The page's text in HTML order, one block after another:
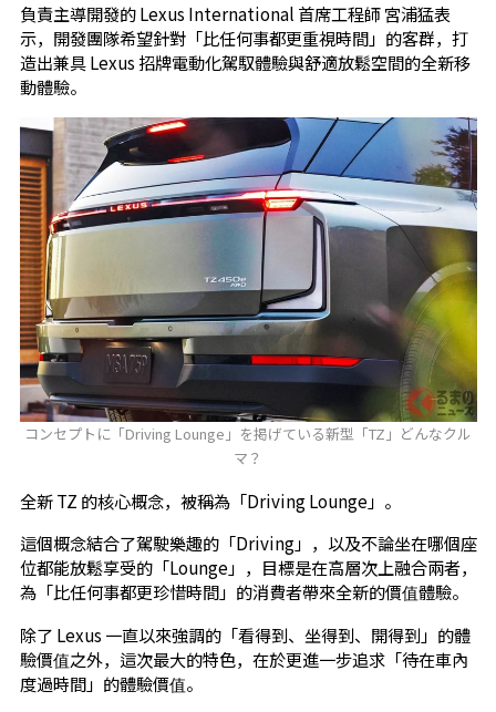
負責主導開發的 Lexus International 首席工程師 宮浦猛表
示，開發團隊希望針對「比任何事都更重視時間」的客群，打
造出兼具 Lexus 招牌電動化駕馭體驗與舒適放鬆空間的全新移
動體驗。
コンセプトに「Driving Lounge」を掲げている新型「TZ」どんなクル
マ？
全新 TZ 的核心概念，被稱為「Driving Lounge」。
這個概念結合了駕駛樂趣的「Driving」，以及不論坐在哪個座
位都能放鬆享受的「Lounge」，目標是在高層次上融合兩者，
為「比任何事都更珍惜時間」的消費者帶來全新的價值體驗。
除了 Lexus 一直以來強調的「看得到、坐得到、開得到」的體
驗價值之外，這次最大的特色，在於更進一步追求「待在車內
度過時間」的體驗價值。